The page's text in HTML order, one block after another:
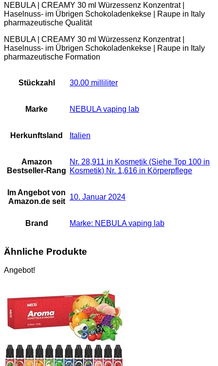
NEBULA | CREAMY 30 ml Würzessenz Konzentrat |
Haselnuss- im Übrigen Schokoladenkekse | Raupe in Italy
pharmazeutische Qualität
NEBULA | CREAMY 30 ml Würzessenz Konzentrat |
Haselnuss- im Übrigen Schokoladenkekse | Raupe in Italy
pharmazeutische Formation
Stückzahl ‎30.00 milliliter
Marke ‎NEBULA vaping lab
Herkunftsland ‎Italien
Amazon
Bestseller-Rang
Nr. 28,911 in Kosmetik (Siehe Top 100 in
Kosmetik) Nr. 1,616 in Körperpflege
Im Angebot von
Amazon.de seit
10. Januar 2024
Brand Marke: NEBULA vaping lab
Ähnliche Produkte
Angebot!